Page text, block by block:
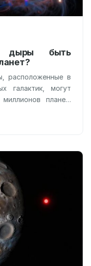
дыры быть
расположенные в
галактик, могут
планет,